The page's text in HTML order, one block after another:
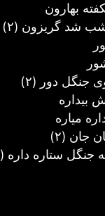
بهارون
شد گريزون (۲)
دور (۲)
بيداره
مياره
جان (۲)
جنگل ستاره داره (۲)